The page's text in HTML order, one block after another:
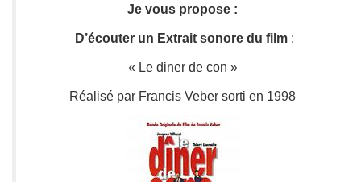
Je vous propose :
D’écouter un Extrait sonore du film:
« Le diner de con »
Réalisé par Francis Veber sorti en 1998